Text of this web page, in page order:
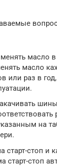
масло в
масло
или раз в
на
старт-стоп и
старт-стоп